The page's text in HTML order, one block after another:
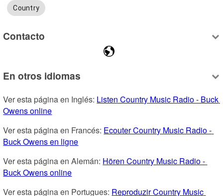
Country
Contacto
En otros idiomas
Ver esta página en Inglés: Listen Country Music Radio - Buck
Owens online
Ver esta página en Francés: Ecouter Country Music Radio -
Buck Owens en ligne
Ver esta página en Alemán: Hören Country Music Radio -
Buck Owens online
Ver esta página en Portugues: Reproduzir Country Music